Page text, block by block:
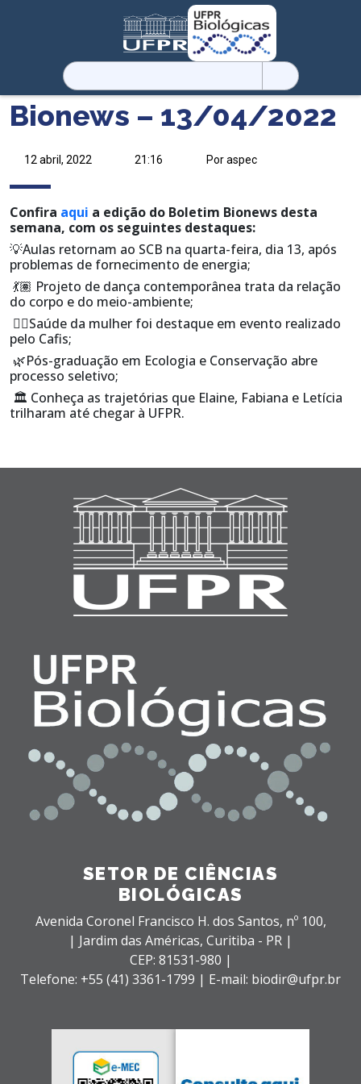
Pesquisar
por:
Bionews – 13/04/2022
12 abril, 2022 21:16 Por aspec
Confira aqui a edição do Boletim Bionews desta
semana, com os seguintes destaques:
💡Aulas retornam ao SCB na quarta-feira, dia 13, após
problemas de fornecimento de energia;
💃🏽 Projeto de dança contemporânea trata da relação
do corpo e do meio-ambiente;
👩‍⚕️Saúde da mulher foi destaque em evento realizado
pelo Cafis;
🌿Pós-graduação em Ecologia e Conservação abre
processo seletivo;
🏛️️ Conheça as trajetórias que Elaine, Fabiana e Letícia
trilharam até chegar à UFPR.
SETOR DE CIÊNCIAS
BIOLÓGICAS
Avenida Coronel Francisco H. dos Santos, nº 100,
| Jardim das Américas, Curitiba - PR |
CEP: 81531-980 |
Telefone: +55 (41) 3361-1799 | E-mail: biodir@ufpr.br